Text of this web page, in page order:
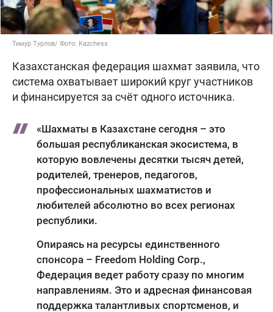
Тимур Турлов/ Фото: Kazchess
Казахстанская федерация шахмат заявила, что
система охватывает широкий круг участников
и финансируется за счёт одного источника.
«Шахматы в Казахстане сегодня – это
большая республиканская экосистема, в
которую вовлечены десятки тысяч детей,
родителей, тренеров, педагогов,
профессиональных шахматистов и
любителей абсолютно во всех регионах
республики.
Опираясь на ресурсы единственного
спонсора – Freedom Holding Corp.,
Федерация ведет работу сразу по многим
направлениям. Это и адресная финансовая
поддержка талантливых спортсменов, и